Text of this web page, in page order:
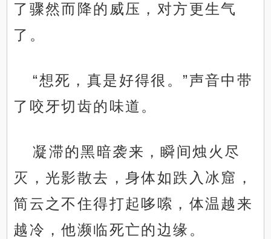
了骤然而降的威压，对方更生气
了。
“想死，真是好得很。”声音中带
了咬牙切齿的味道。
凝滞的黑暗袭来，瞬间烛火尽
灭，光影散去，身体如跌入冰窟，
简云之不住得打起哆嗦，体温越来
越冷，他濒临死亡的边缘。